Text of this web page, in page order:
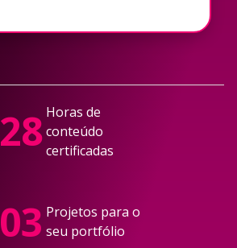
28 Horas de
conteúdo
certificadas
03 Projetos para o
seu portfólio